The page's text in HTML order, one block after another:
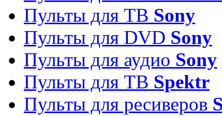
Пульты для ТВ Sony
Пульты для DVD Sony
Пульты для аудио Sony
Пульты для ТВ Spektr
Пульты для ресиверов